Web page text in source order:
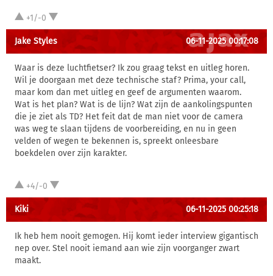
+1/-0
Jake Styles 06-11-2025 00:17:08
Waar is deze luchtfietser? Ik zou graag tekst en uitleg horen.
Wil je doorgaan met deze technische staf? Prima, your call,
maar kom dan met uitleg en geef de argumenten waarom.
Wat is het plan? Wat is de lijn? Wat zijn de aankolingspunten
die je ziet als TD? Het feit dat de man niet voor de camera
was weg te slaan tijdens de voorbereiding, en nu in geen
velden of wegen te bekennen is, spreekt onleesbare
boekdelen over zijn karakter.
+4/-0
Kiki 06-11-2025 00:25:18
Ik heb hem nooit gemogen. Hij komt ieder interview gigantisch
nep over. Stel nooit iemand aan wie zijn voorganger zwart
maakt.